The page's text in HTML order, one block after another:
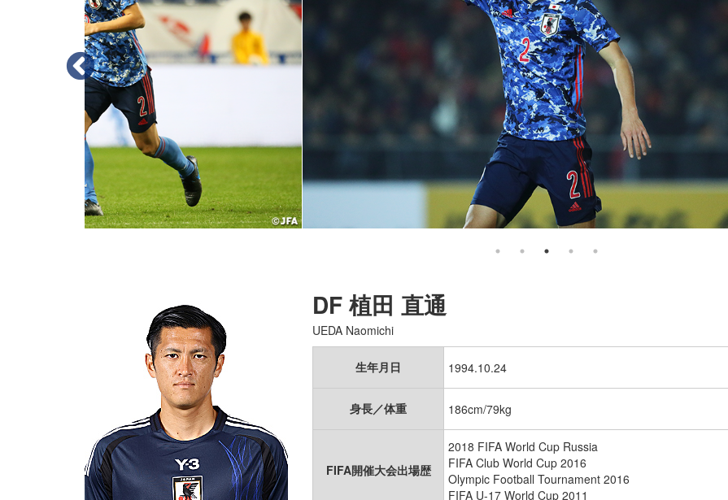
DF植田 直通
UEDA Naomichi
生年月日 1994.10.24
身長／体重 186cm/79kg
FIFA開催大会出場歴
2018 FIFA World Cup Russia
FIFA Club World Cup 2016
Olympic Football Tournament 2016
FIFA U-17 World Cup 2011